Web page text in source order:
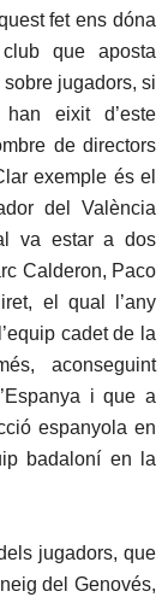
fet ens dóna
que aposta
jugadors, si
eixit d’este
de directors
exemple és el
del València
va estar a dos
Calderon, Paco
el qual l’any
cadet de la
aconseguint
i que a
espanyola en
badaloní en la
jugadors, que
del Genovés,